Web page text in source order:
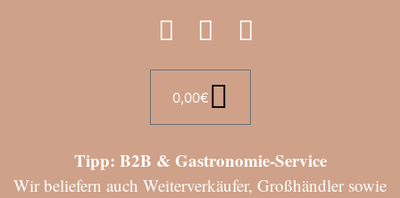
0,00€
Tipp: B2B & Gastronomie-Service
Wir beliefern auch Weiterverkäufer, Großhändler sowie